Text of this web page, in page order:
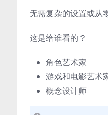
无需复杂的设置或从
这是给谁看的？
角色艺术家
游戏和电影艺术
概念设计师